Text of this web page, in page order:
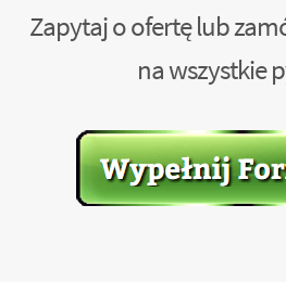
Zapytaj o ofertę lub
na wszystkie